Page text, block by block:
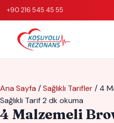
+90 216 545 45 55
Ana Sayfa /Sağlıklı Tarifler/ 4
Sağlıklı Tarif2 dk okuma
4 Malzemeli